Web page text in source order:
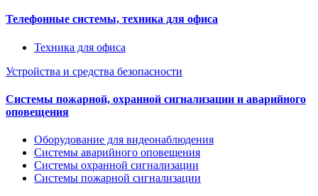
Телефонные системы, техника для офиса
Техника для офиса
Устройства и средства безопасности
Системы пожарной, охранной сигнализации и аварийного
оповещения
Оборудование для видеонаблюдения
Системы аварийного оповещения
Системы охранной сигнализации
Системы пожарной сигнализации